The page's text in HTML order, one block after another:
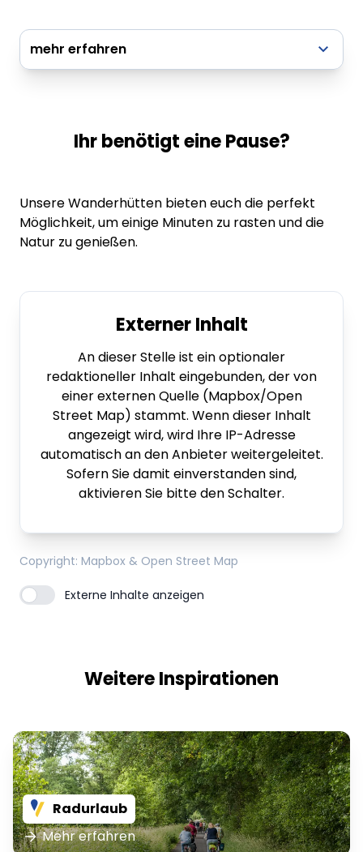
mehr erfahren
- 85 - 18 - 17 - 16 - 9 - 8
Dieser Inhalt wird
gerade geladen
VREDEN.DE • EXTERNER LINK
Dieser Inhalt wird gerade geladen
Ihr benötigt eine Pause?
Unsere Wanderhütten bieten euch die perfekt
Möglichkeit, um einige Minuten zu rasten und die
Natur zu genießen.
Externer Inhalt
An dieser Stelle ist ein optionaler
redaktioneller Inhalt eingebunden, der von
einer externen Quelle (Mapbox/Open
Street Map) stammt. Wenn dieser Inhalt
angezeigt wird, wird Ihre IP-Adresse
automatisch an den Anbieter weitergeleitet.
Sofern Sie damit einverstanden sind,
aktivieren Sie bitte den Schalter.
Copyright: Mapbox & Open Street Map
Externe Inhalte anzeigen
Weitere Inspirationen
Radurlaub
Mehr erfahren